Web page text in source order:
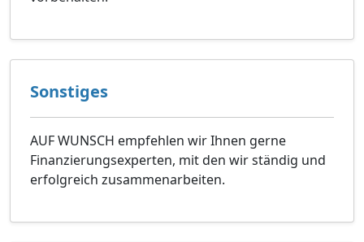
Sonstiges
AUF WUNSCH empfehlen wir Ihnen gerne
Finanzierungsexperten, mit den wir ständig und
erfolgreich zusammenarbeiten.